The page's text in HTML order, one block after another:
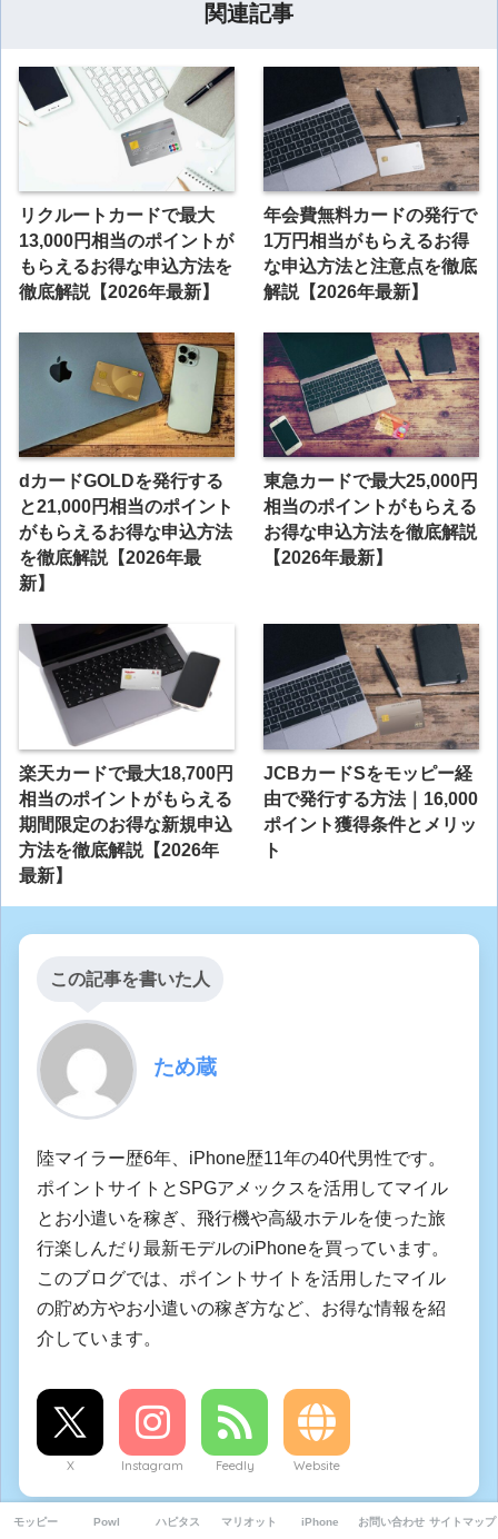
関連記事
リクルートカードで最大
13,000円相当のポイントが
もらえるお得な申込方法を
徹底解説【2026年最新】
年会費無料カードの発行で
1万円相当がもらえるお得
な申込方法と注意点を徹底
解説【2026年最新】
dカードGOLDを発行する
と21,000円相当のポイント
がもらえるお得な申込方法
を徹底解説【2026年最
新】
東急カードで最大25,000円
相当のポイントがもらえる
お得な申込方法を徹底解説
【2026年最新】
楽天カードで最大18,700円
相当のポイントがもらえる
期間限定のお得な新規申込
方法を徹底解説【2026年
最新】
JCBカードSをモッピー経
由で発行する方法｜16,000
ポイント獲得条件とメリッ
ト
この記事を書いた人
ため蔵
陸マイラー歴6年、iPhone歴11年の40代男性です。
ポイントサイトとSPGアメックスを活用してマイル
とお小遣いを稼ぎ、飛行機や高級ホテルを使った旅
行楽しんだり最新モデルのiPhoneを買っています。
このブログでは、ポイントサイトを活用したマイル
の貯め方やお小遣いの稼ぎ方など、お得な情報を紹
介しています。
X Instagram Feedly Website
モッピー Powl ハピタス マリオット iPhone お問い合わせ サイトマップ